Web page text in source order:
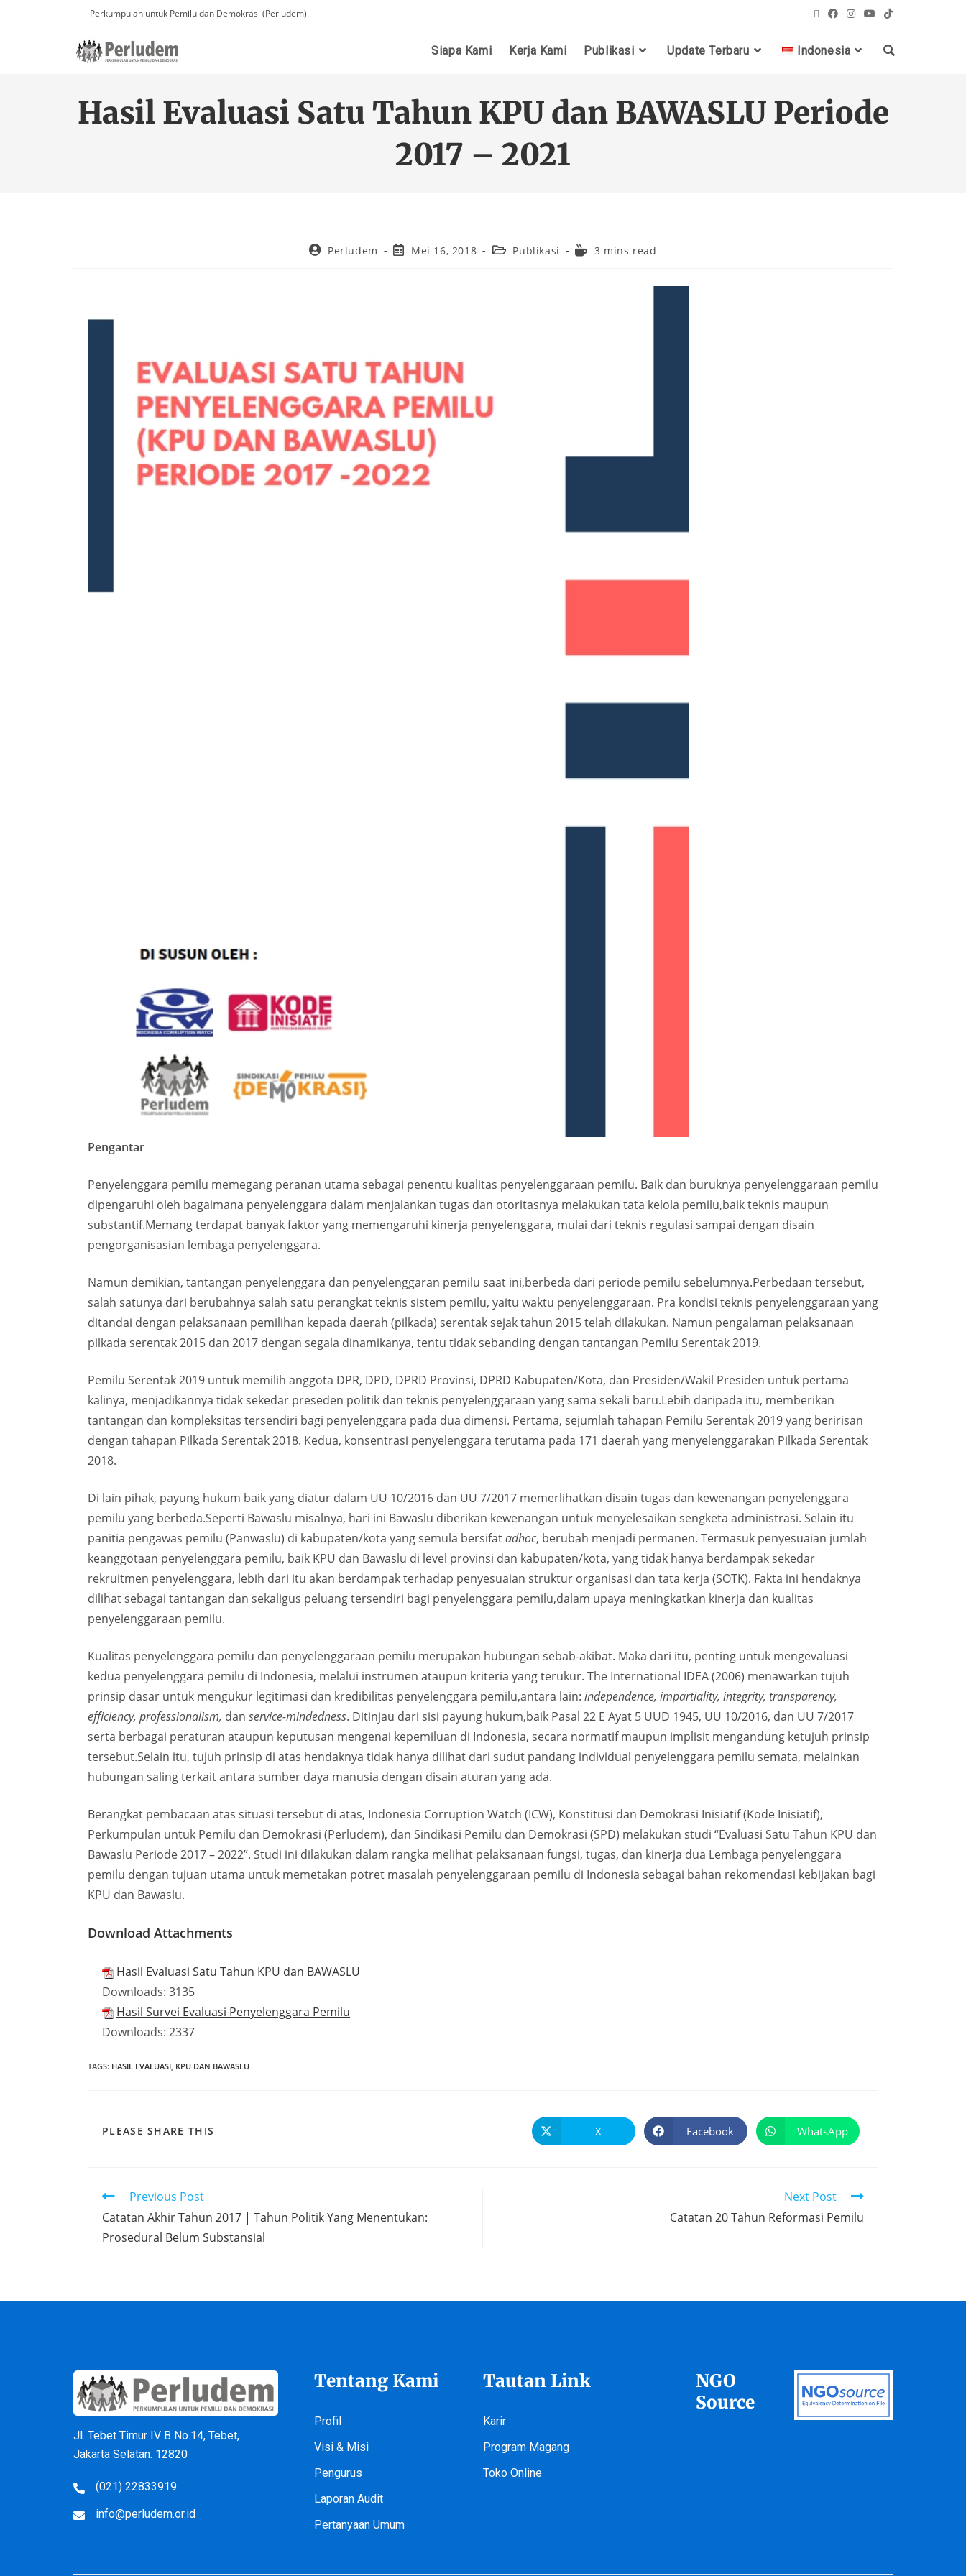
Perkumpulan untuk Pemilu dan Demokrasi (Perludem)
Siapa Kami Kerja Kami Publikasi Update Terbaru Indonesia
Hasil Evaluasi Satu Tahun KPU dan BAWASLU Periode
2017 – 2021
Perludem Mei 16, 2018 Publikasi 3 mins read
Pengantar
Penyelenggara pemilu memegang peranan utama sebagai penentu kualitas penyelenggaraan pemilu. Baik dan buruknya penyelenggaraan pemilu
dipengaruhi oleh bagaimana penyelenggara dalam menjalankan tugas dan otoritasnya melakukan tata kelola pemilu,baik teknis maupun
substantif.Memang terdapat banyak faktor yang memengaruhi kinerja penyelenggara, mulai dari teknis regulasi sampai dengan disain
pengorganisasian lembaga penyelenggara.
Namun demikian, tantangan penyelenggara dan penyelenggaran pemilu saat ini,berbeda dari periode pemilu sebelumnya.Perbedaan tersebut,
salah satunya dari berubahnya salah satu perangkat teknis sistem pemilu, yaitu waktu penyelenggaraan. Pra kondisi teknis penyelenggaraan yang
ditandai dengan pelaksanaan pemilihan kepada daerah (pilkada) serentak sejak tahun 2015 telah dilakukan. Namun pengalaman pelaksanaan
pilkada serentak 2015 dan 2017 dengan segala dinamikanya, tentu tidak sebanding dengan tantangan Pemilu Serentak 2019.
Pemilu Serentak 2019 untuk memilih anggota DPR, DPD, DPRD Provinsi, DPRD Kabupaten/Kota, dan Presiden/Wakil Presiden untuk pertama
kalinya, menjadikannya tidak sekedar preseden politik dan teknis penyelenggaraan yang sama sekali baru.Lebih daripada itu, memberikan
tantangan dan kompleksitas tersendiri bagi penyelenggara pada dua dimensi. Pertama, sejumlah tahapan Pemilu Serentak 2019 yang beririsan
dengan tahapan Pilkada Serentak 2018. Kedua, konsentrasi penyelenggara terutama pada 171 daerah yang menyelenggarakan Pilkada Serentak
2018.
Di lain pihak, payung hukum baik yang diatur dalam UU 10/2016 dan UU 7/2017 memerlihatkan disain tugas dan kewenangan penyelenggara
pemilu yang berbeda.Seperti Bawaslu misalnya, hari ini Bawaslu diberikan kewenangan untuk menyelesaikan sengketa administrasi. Selain itu
panitia pengawas pemilu (Panwaslu) di kabupaten/kota yang semula bersifatadhoc, berubah menjadi permanen. Termasuk penyesuaian jumlah
keanggotaan penyelenggara pemilu, baik KPU dan Bawaslu di level provinsi dan kabupaten/kota, yang tidak hanya berdampak sekedar
rekruitmen penyelenggara, lebih dari itu akan berdampak terhadap penyesuaian struktur organisasi dan tata kerja (SOTK). Fakta ini hendaknya
dilihat sebagai tantangan dan sekaligus peluang tersendiri bagi penyelenggara pemilu,dalam upaya meningkatkan kinerja dan kualitas
penyelenggaraan pemilu.
Kualitas penyelenggara pemilu dan penyelenggaraan pemilu merupakan hubungan sebab-akibat. Maka dari itu, penting untuk mengevaluasi
kedua penyelenggara pemilu di Indonesia, melalui instrumen ataupun kriteria yang terukur. The International IDEA (2006) menawarkan tujuh
prinsip dasar untuk mengukur legitimasi dan kredibilitas penyelenggara pemilu,antara lain: independence, impartiality, integrity, transparency,
efficiency, professionalism, dan service-mindedness. Ditinjau dari sisi payung hukum,baik Pasal 22 E Ayat 5 UUD 1945, UU 10/2016, dan UU 7/2017
serta berbagai peraturan ataupun keputusan mengenai kepemiluan di Indonesia, secara normatif maupun implisit mengandung ketujuh prinsip
tersebut.Selain itu, tujuh prinsip di atas hendaknya tidak hanya dilihat dari sudut pandang individual penyelenggara pemilu semata, melainkan
hubungan saling terkait antara sumber daya manusia dengan disain aturan yang ada.
Berangkat pembacaan atas situasi tersebut di atas, Indonesia Corruption Watch (ICW), Konstitusi dan Demokrasi Inisiatif (Kode Inisiatif),
Perkumpulan untuk Pemilu dan Demokrasi (Perludem), dan Sindikasi Pemilu dan Demokrasi (SPD) melakukan studi “Evaluasi Satu Tahun KPU dan
Bawaslu Periode 2017 – 2022”. Studi ini dilakukan dalam rangka melihat pelaksanaan fungsi, tugas, dan kinerja dua Lembaga penyelenggara
pemilu dengan tujuan utama untuk memetakan potret masalah penyelenggaraan pemilu di Indonesia sebagai bahan rekomendasi kebijakan bagi
KPU dan Bawaslu.
Download Attachments
Hasil Evaluasi Satu Tahun KPU dan BAWASLU
Downloads: 3135
Hasil Survei Evaluasi Penyelenggara Pemilu
Downloads: 2337
TAGS: HASIL EVALUASI, KPU DAN BAWASLU
PLEASE SHARE THIS X Facebook WhatsApp
Previous Post
Catatan Akhir Tahun 2017 | Tahun Politik Yang Menentukan:
Prosedural Belum Substansial
Next Post
Catatan 20 Tahun Reformasi Pemilu
Jl. Tebet Timur IV B No.14, Tebet,
Jakarta Selatan. 12820
(021) 22833919
info@perludem.or.id
Tentang Kami
Profil
Visi & Misi
Pengurus
Laporan Audit
Pertanyaan Umum
Tautan Link
Karir
Program Magang
Toko Online
NGO
Source